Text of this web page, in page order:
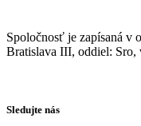
Spoločnosť je zapísaná v
Bratislava III, oddiel: Sro,
Sledujte nás